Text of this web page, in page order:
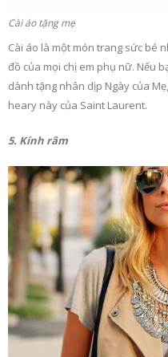
Cài áo tặng mẹ
Cài áo là một món trang sức bé
đồ của mọi chị em phụ nữ. Nếu
dành tặng nhân dịp Ngày của
heary này của Saint Laurent.
5. Kính râm